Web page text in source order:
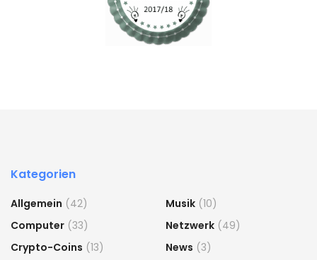
Kategorien
Allgemein (42)
Computer (33)
Crypto-Coins (13)
Musik (10)
Netzwerk (49)
News (3)